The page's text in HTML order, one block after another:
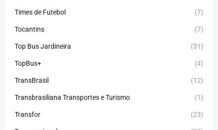
Times de Futebol (7)
Tocantins (7)
Top Bus Jardineira (31)
TopBus+ (4)
TransBrasil (12)
Transbrasiliana Transportes e Turismo (1)
Transfor (23)